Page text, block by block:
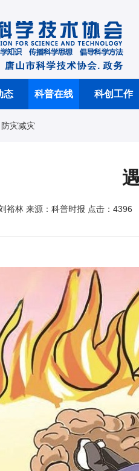
态 科普在线 科创工作
防灾减灾
裕林 来源：科普时报 点击：4396